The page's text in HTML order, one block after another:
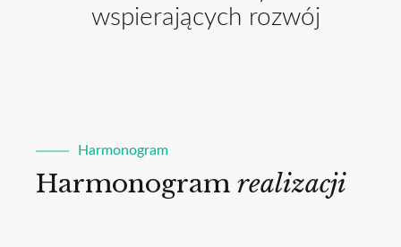
wspierających rozwój
Harmonogram
Harmonogram realizacji